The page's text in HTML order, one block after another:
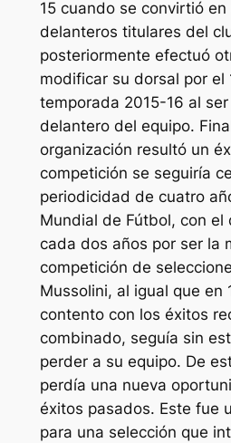
15 cuando se convirtió
delanteros titulares del
posteriormente efectuó
modificar su dorsal por el
temporada 2015-16 al
delantero del equipo.
organización resultó un
competición se seguiría
periodicidad de cuatro
Mundial de Fútbol, con el
cada dos años por ser la
competición de
Mussolini, al igual que en
contento con los éxitos
combinado, seguía sin
perder a su equipo. De
perdía una nueva
éxitos pasados. Este fue
para una selección que